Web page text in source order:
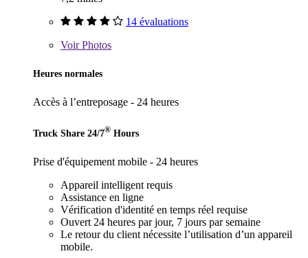
14 évaluations
VoirPhotos
Heures normales
Accès à l’entreposage - 24 heures
Truck Share 24/7® Hours
Prise d'équipement mobile - 24 heures
Appareil intelligent requis
Assistance en ligne
Vérification d'identité en temps réel requise
Ouvert 24 heures par jour, 7 jours par semaine
Le retour du client nécessite l’utilisation d’un appareil
mobile.